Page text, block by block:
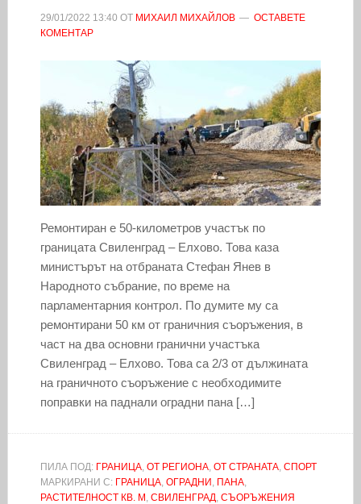
29/01/2022 13:40 ОТ МИХАИЛ МИХАЙЛОВ
ОСТАВЕТЕ
КОМЕНТАР
Ремонтиран е 50-километров участък по
границата Свиленград – Елхово. Това каза
министърът на отбраната Стефан Янев в
Народното събрание, по време на
парламентарния контрол. По думите му са
ремонтирани 50 км от граничния съоръжения, в
част на два основни гранични участъка
Свиленград – Елхово. Това са 2/3 от дължината
на граничното съоръжение с необходимите
поправки на паднали оградни пана […]
ПИЛА ПОД: ГРАНИЦА, ОТ РЕГИОНА, ОТ СТРАНАТА, СПОРТ
МАРКИРАНИ С: ГРАНИЦА, ОГРАДНИ , ПАНА,
РАСТИТЕЛНОСТ КВ. М , СВИЛЕНГРАД, СЪОРЪЖЕНИЯ